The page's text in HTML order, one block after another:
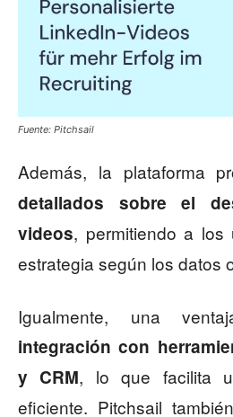
Fuente: Pitchsail
Además, la plataforma
detallados sobre el
videos, permitiendo a los
estrategia según los datos
Igualmente, una
integración con
y CRM, lo que facilita
eficiente. Pitchsail